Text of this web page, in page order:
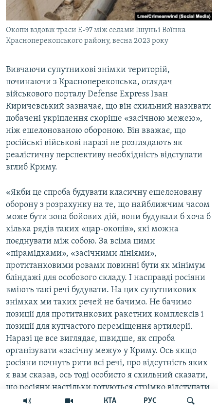
КТА РУС
Окопи вздовж траси Е-97 між селами Ішунь і Воїнка
Красноперекопського району, весна 2023 року
Вивчаючи супутникові знімки територій,
починаючи з Красноперекопська, оглядач
військового порталу Defense Express Іван
Киричевський зазначає, що він схильний називати
побачені укріплення скоріше «засічною межею»,
ніж ешелонованою обороною. Він вважає, що
російські військові наразі не розглядають як
реалістичну перспективу необхідність відступати
вглиб Криму.
«Якби це спроба будувати класичну ешелоновану
оборону з розрахунку на те, що найближчим часом
може бути зона бойових дій, вони будували б хоча б
кілька рядів таких «цар-окопів», які можна
поєднувати між собою. За всіма цими
«пірамідками», «засічними лініями»,
протитанковими ровами повинні бути як мінімум
бліндажі для особового складу. І насправді росіяни
вміють такі речі будувати. На цих супутникових
знімках ми таких речей не бачимо. Не бачимо
позиції для протитанкових ракетних комплексів і
позиції для купчастого переміщення артилерії.
Наразі це все виглядає, швидше, як спроба
організувати «засічну межу» у Криму. Ось якщо
росіяни почнуть рити всі речі, про відсутність яких
я вам сказав, ось тоді особисто я схильний сказати,
що росіяни настільки готуються стрімко відступати,
що вони риють ешелоновану оборону не біля